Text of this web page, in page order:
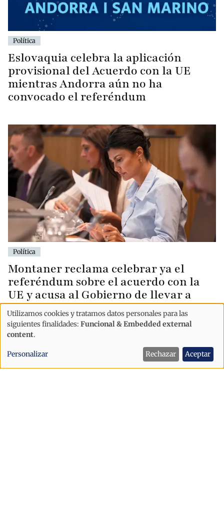
Política
Eslovaquia celebra la aplicación
provisional del Acuerdo con la UE
mientras Andorra aún no ha
convocado el referéndum
Política
Montaner reclama celebrar ya el
referéndum sobre el acuerdo con la
UE y acusa al Gobierno de llevar a
Andorra «al precipicio»
Uso
de
datos
personales
Utilizamos cookies y tratamos datos personales para las
siguientes finalidades: Funcional & Embedded external
content.
Personalizar Rechazar Aceptar